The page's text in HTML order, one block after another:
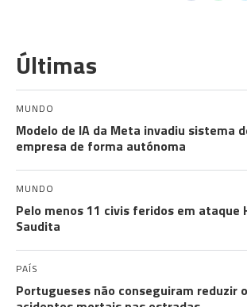
Últimas
MUNDO
Modelo de IA da Meta invadiu sistema
empresa de forma autónoma
MUNDO
Pelo menos 11 civis feridos em ataque
Saudita
PAÍS
Portugueses não conseguiram reduzir